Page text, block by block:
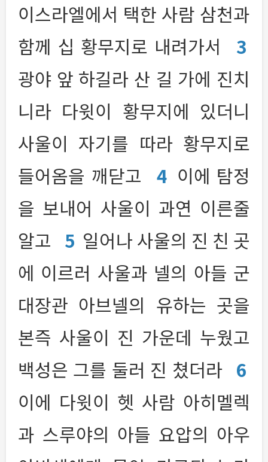
이스라엘에서 택한 사람 삼천과
함께 십 황무지로 내려가서
3
광야 앞 하길라 산 길 가에 진치
니라 다윗이 황무지에 있더니
사울이 자기를 따라 황무지로
들어옴을 깨닫고
4 이에 탐정
을 보내어 사울이 과연 이른줄
알고 5 일어나 사울의 진 친 곳
에 이르러 사울과 넬의 아들 군
대장관 아브넬의 유하는 곳을
본즉 사울이 진 가운데 누웠고
백성은 그를 둘러 진 쳤더라 6
이에 다윗이 헷 사람 아히멜렉
과 스루야의 아들 요압의 아우